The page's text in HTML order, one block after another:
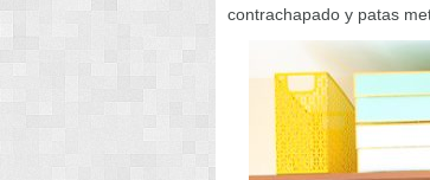
contrachapado y patas